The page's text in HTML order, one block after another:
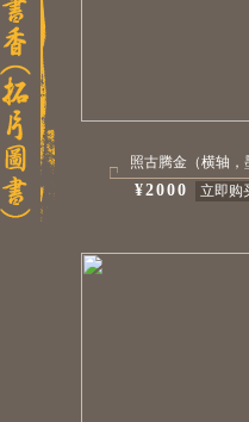
照古腾金（横轴，
¥2000 立即购